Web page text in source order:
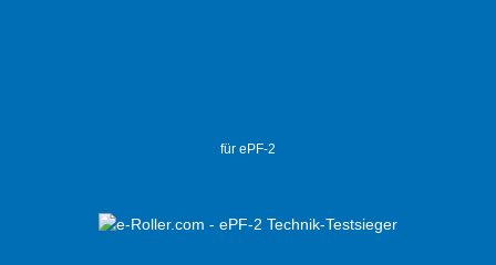
für ePF-2